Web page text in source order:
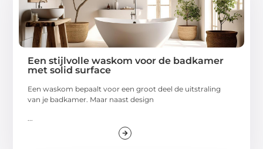
Een stijlvolle waskom voor de badkamer
met solid surface
Een waskom bepaalt voor een groot deel de uitstraling
van je badkamer. Maar naast design
...